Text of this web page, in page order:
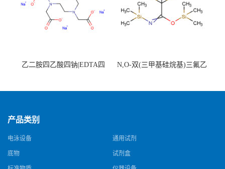
乙二胺四乙酸四钠|EDTA四
N,O-双(三甲基硅烷基)三氟乙
产品类别
电泳设备 通用试剂
底物 试剂盒